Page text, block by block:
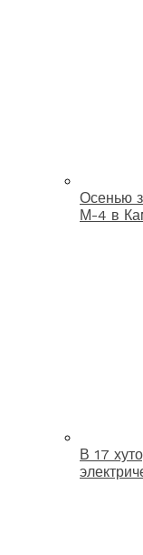
Осенью
М-4 в
В 17